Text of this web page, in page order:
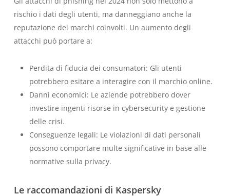
rischio i dati degli utenti, ma danneggiano anche la
reputazione dei marchi coinvolti. Un aumento degli
attacchi può portare a:
Perdita di fiducia dei consumatori: Gli utenti
potrebbero esitare a interagire con il marchio online.
Danni economici: Le aziende potrebbero dover
investire ingenti risorse in cybersecurity e gestione
delle crisi.
Conseguenze legali: Le violazioni di dati personali
possono comportare multe significative in base alle
normative sulla privacy.
Le raccomandazioni di Kaspersky